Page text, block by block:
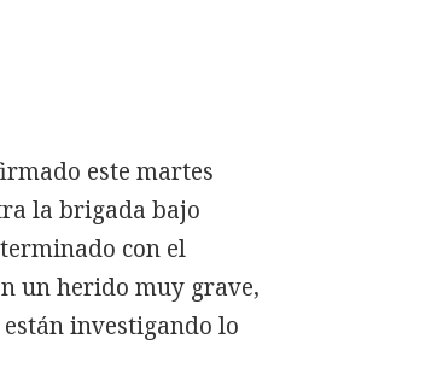
este martes
la brigada bajo
con el
un herido muy grave,
investigando lo